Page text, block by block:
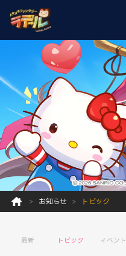
お知らせ トピック
最新 トピック イベント